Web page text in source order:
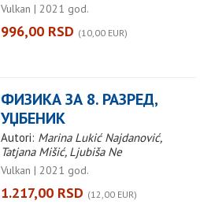
Vulkan | 2021 god.
996,00 RSD (10,00 EUR)
ФИЗИКА ЗА 8. РАЗРЕД,
УЏБЕНИК
Autori: Marina Lukić Najdanović,
Tatjana Mišić, Ljubiša Ne
Vulkan | 2021 god.
1.217,00 RSD (12,00 EUR)